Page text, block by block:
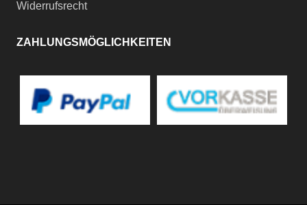
Widerrufsrecht
ZAHLUNGSMÖGLICHKEITEN